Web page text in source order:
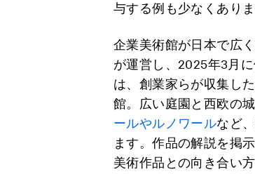
与する例も少なくありま
企業美術館が日本で広
が運営し、2025年3月
は、創業家らが収集し
館。広い庭園と西欧の
ールやルノワールなど
ます。作品の解説を掲
美術作品との向き合い